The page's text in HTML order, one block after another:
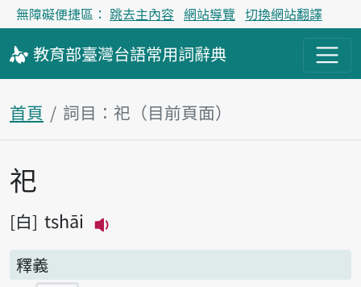
無障礙便捷區： 跳去主內容 網站導覽 切換網站翻譯
教育部臺灣台語常用詞辭典
首頁 詞目：祀（目前頁面）
主內容區塊
祀
白 tshāi
釋義